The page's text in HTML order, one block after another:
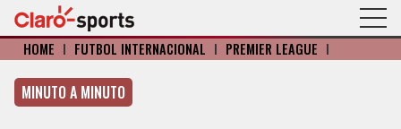
HOME I FÚTBOL INTERNACIONAL I PREMIER LEAGUE I
MINUTO A MINUTO